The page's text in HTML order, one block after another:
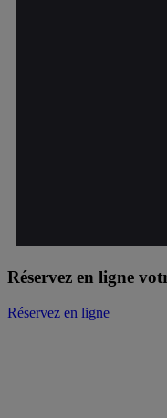
Réservez en ligne
Réservez en ligne